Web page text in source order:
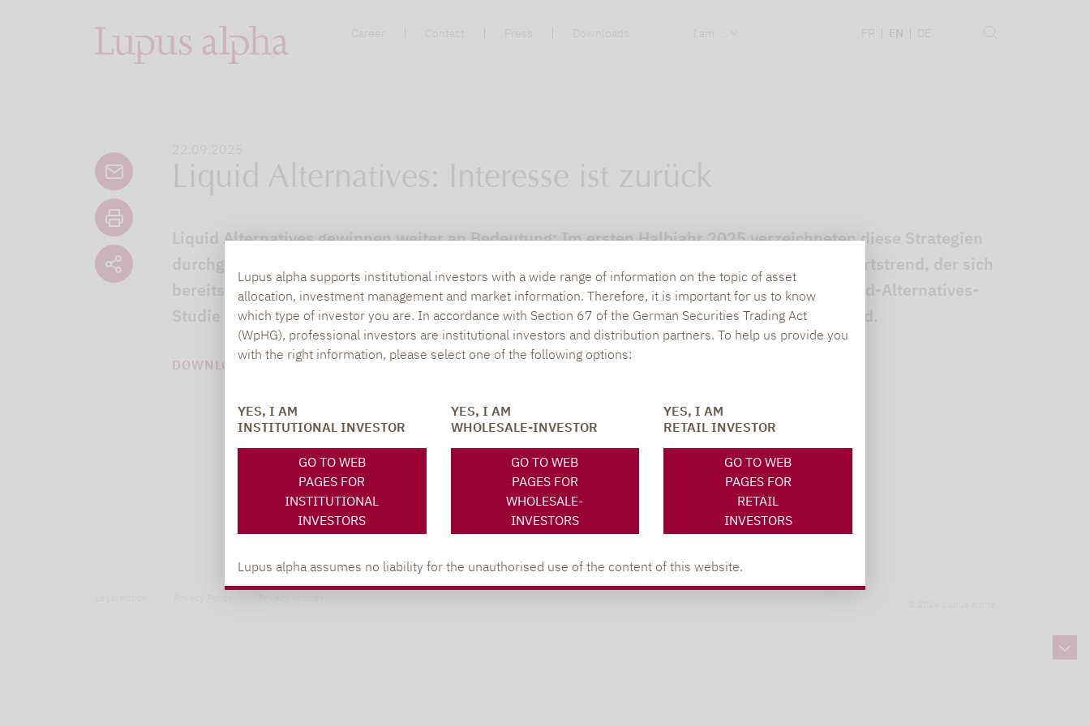
Career Contact Press Downloads I am ... FR EN DE
Lupus alpha supports institutional investors with a wide range of information on the topic of asset
allocation, investment management and market information. Therefore, it is important for us to know
which type of investor you are. In accordance with Section 67 of the German Securities Trading Act
(WpHG), professional investors are institutional investors and distribution partners. To help us provide you
with the right information, please select one of the following options:
YES, I AM
INSTITUTIONAL INVESTOR
GO TO WEB
PAGES FOR
INSTITUTIONAL
INVESTORS
YES, I AM
WHOLESALE-INVESTOR
GO TO WEB
PAGES FOR
WHOLESALE-
INVESTORS
YES, I AM
RETAIL INVESTOR
GO TO WEB
PAGES FOR
RETAIL
INVESTORS
Lupus alpha assumes no liability for the unauthorised use of the content of this website.
22.09.2025
Liquid Alternatives: Interesse ist zurück
Liquid Alternatives gewinnen weiter an Bedeutung: Im ersten Halbjahr 2025 verzeichneten diese Strategien
durchgehend Nettozuflüsse – insgesamt 6,9 Milliarden Euro. Damit bestätigt sich der Aufwärtstrend, der sich
bereits in der zweiten Jahreshälfte 2024 angedeutet hatte. Dies geht aus der aktuellen Liquid-Alternatives-
Studie von Lupus alpha hervor, die halbjährlich auf Basis von LSEG-Lipper-Daten erstellt wird.
DOWNLOAD PDF (524 KB)